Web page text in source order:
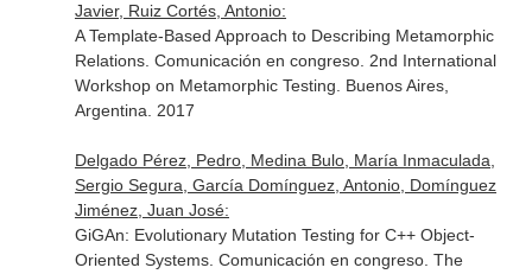
Javier, Ruiz Cortés, Antonio:
A Template-Based Approach to Describing Metamorphic
Relations. Comunicación en congreso. 2nd International
Workshop on Metamorphic Testing. Buenos Aires,
Argentina. 2017
Delgado Pérez, Pedro, Medina Bulo, María Inmaculada,
Sergio Segura, García Domínguez, Antonio, Domínguez
Jiménez, Juan José:
GiGAn: Evolutionary Mutation Testing for C++ Object-
Oriented Systems. Comunicación en congreso. The